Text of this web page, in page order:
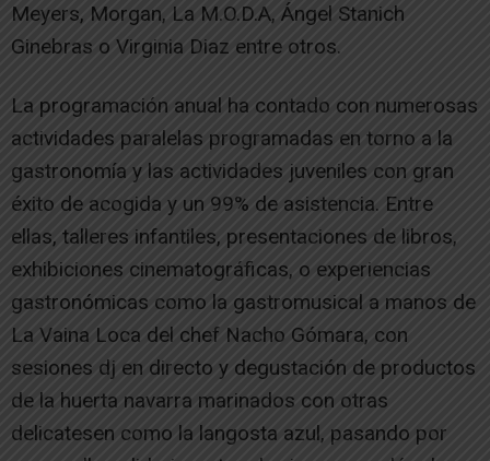
Meyers, Morgan, La M.O.D.A, Ángel Stanich
Ginebras o Virginia Diaz entre otros.
La programación anual ha contado con numerosas
actividades paralelas programadas en torno a la
gastronomía y las actividades juveniles con gran
éxito de acogida y un 99% de asistencia. Entre
ellas, talleres infantiles, presentaciones de libros,
exhibiciones cinematográficas, o experiencias
gastronómicas como la gastromusical a manos de
La Vaina Loca del chef Nacho Gómara, con
sesiones dj en directo y degustación de productos
de la huerta navarra marinados con otras
delicatesen como la langosta azul, pasando por